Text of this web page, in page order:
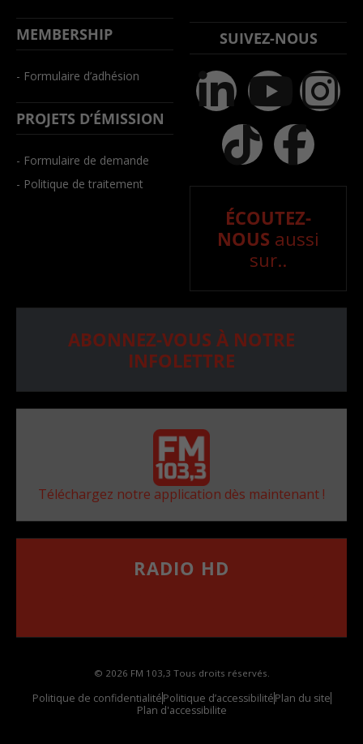
MEMBERSHIP
- Formulaire d’adhésion
PROJETS D’ÉMISSION
- Formulaire de demande
- Politique de traitement
SUIVEZ-NOUS
ÉCOUTEZ-
NOUS aussi
sur..
ABONNEZ-VOUS À NOTRE
INFOLETTRE
Téléchargez notre application dès maintenant !
RADIO HD
© 2026 FM 103,3 Tous droits réservés.
Politique de confidentialitéPolitique d’accessibilitéPlan du site
Plan d'accessibilite